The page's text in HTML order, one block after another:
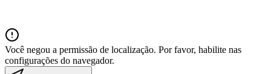
Você negou a permissão de localização. Por favor, habilite nas
configurações do navegador.